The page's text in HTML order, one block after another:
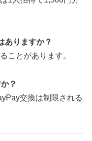
ありますか？
ことがあります。
？
交換は制限される